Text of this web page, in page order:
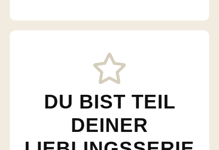
DU BIST TEIL
DEINER